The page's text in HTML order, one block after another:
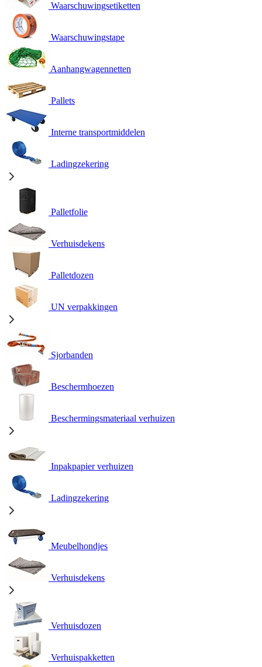
Waarschuwingsetiketten
Waarschuwingstape
Aanhangwagennetten
Pallets
Interne transportmiddelen
Ladingzekering
Palletfolie
Verhuisdekens
Palletdozen
UN verpakkingen
Sjorbanden
Beschermhoezen
Beschermingsmateriaal verhuizen
Inpakpapier verhuizen
Ladingzekering
Meubelhondjes
Verhuisdekens
Verhuisdozen
Verhuispakketten